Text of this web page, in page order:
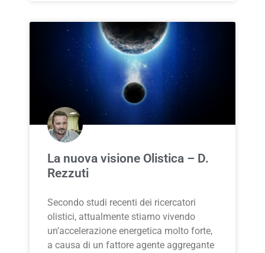
La nuova visione Olistica – D.
Rezzuti
Secondo studi recenti dei ricercatori
olistici, attualmente stiamo vivendo
un’accelerazione energetica molto forte,
a causa di un fattore agente aggregante